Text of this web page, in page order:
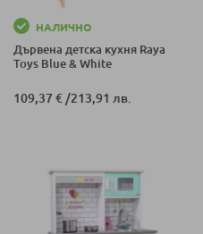
НАЛИЧНО
Дървена детска кухня Raya
Toys Blue & White
109,37 € /213,91 лв.